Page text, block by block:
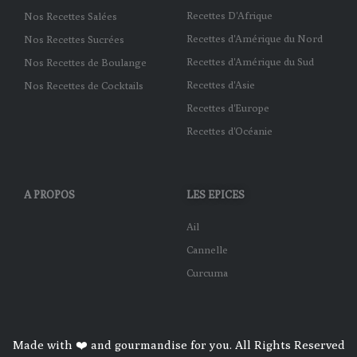
Nos Recettes Salées
Nos Recettes Sucrées
Nos Recettes de Boulange
Nos Recettes de Cocktails
Recettes D'Afrique
Recettes d'Amérique du Nord
Recettes d'Amérique du Sud
Recettes d'Asie
Recettes d'Europe
Recettes d'Océanie
A PROPOS LES EPICES
Ail
Cannelle
Curcuma
Made with ❤️ and gourmandise for you. All Rights Reserved